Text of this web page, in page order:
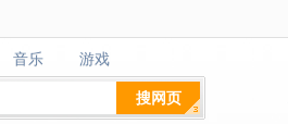
音乐
音乐 游戏
游戏
搜网页